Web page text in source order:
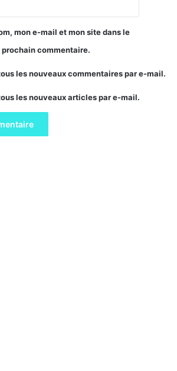
mon e-mail et mon site dans le
commentaire.
les nouveaux commentaires par e-mail.
les nouveaux articles par e-mail.